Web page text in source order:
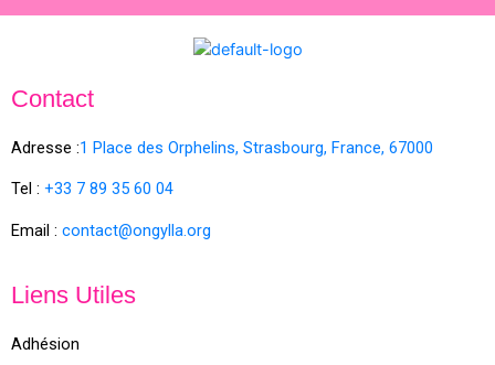
Contact
Adresse :1 Place des Orphelins, Strasbourg, France, 67000
Tel : +33 7 89 35 60 04
Email : contact@ongylla.org
Liens Utiles
Adhésion